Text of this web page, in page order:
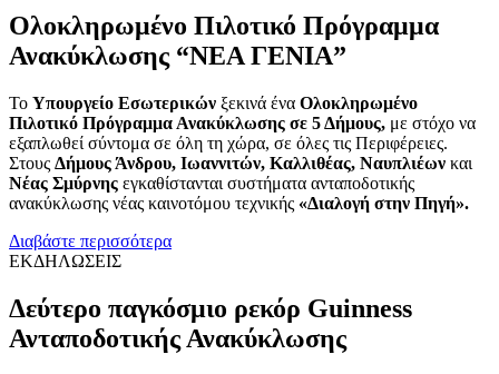
Ολοκληρωμένο Πιλοτικό Πρόγραμμα
Ανακύκλωσης “ΝΕΑ ΓΕΝΙΑ”
Το Υπουργείο Εσωτερικών ξεκινά ένα Ολοκληρωμένο
Πιλοτικό Πρόγραμμα Ανακύκλωσης σε 5 Δήμους, με στόχο να
εξαπλωθεί σύντομα σε όλη τη χώρα, σε όλες τις Περιφέρειες.
Στους Δήμους Άνδρου, Ιωαννιτών, Καλλιθέας, Ναυπλιέων και
Νέας Σμύρνης εγκαθίστανται συστήματα ανταποδοτικής
ανακύκλωσης νέας καινοτόμου τεχνικής «Διαλογή στην Πηγή».
Διαβάστε περισσότερα
ΕΚΔΗΛΩΣΕΙΣ
Δεύτερο παγκόσμιο ρεκόρ Guinness
Ανταποδοτικής Ανακύκλωσης